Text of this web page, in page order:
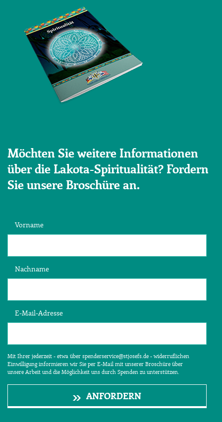
Möchten Sie weitere Informationen
über die Lakota-Spiritualität? Fordern
Sie unsere Broschüre an.
Vorname
Nachname
E-Mail-Adresse
Mit Ihrer jederzeit - etwa über spenderservice@stjosefs.de - widerruflichen
Einwilligung informieren wir Sie per E-Mail mit unserer Broschüre über
unsere Arbeit und die Möglichkeit uns durch Spenden zu unterstützen.
ANFORDERN